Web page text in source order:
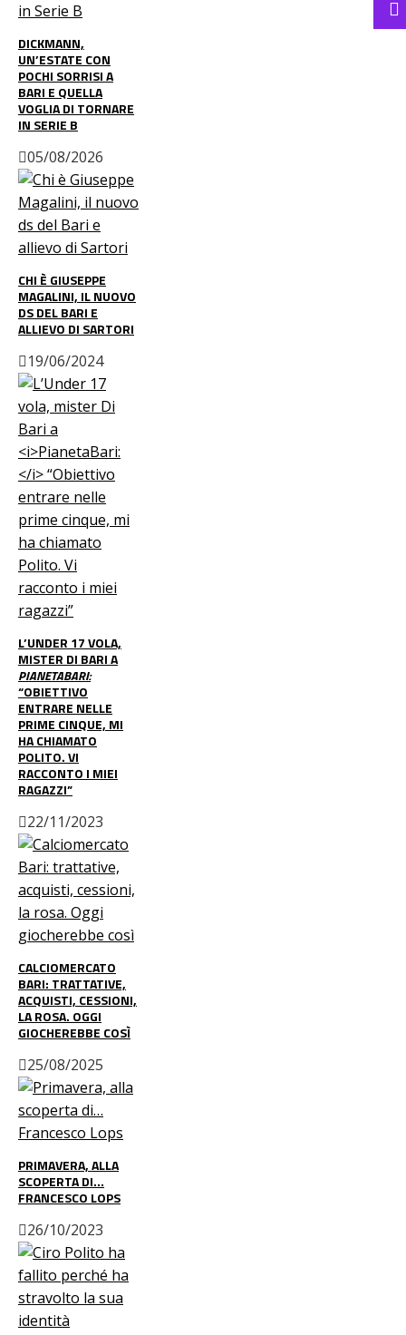
DICKMANN,
UN’ESTATE CON
POCHI SORRISI A
BARI E QUELLA
VOGLIA DI TORNARE
IN SERIE B
05/08/2026
CHI È GIUSEPPE
MAGALINI, IL NUOVO
DS DEL BARI E
ALLIEVO DI SARTORI
19/06/2024
L’UNDER 17 VOLA,
MISTER DI BARI A
PIANETABARI:
“OBIETTIVO
ENTRARE NELLE
PRIME CINQUE, MI
HA CHIAMATO
POLITO. VI
RACCONTO I MIEI
RAGAZZI”
22/11/2023
CALCIOMERCATO
BARI: TRATTATIVE,
ACQUISTI, CESSIONI,
LA ROSA. OGGI
GIOCHEREBBE COSÌ
25/08/2025
PRIMAVERA, ALLA
SCOPERTA DI…
FRANCESCO LOPS
26/10/2023